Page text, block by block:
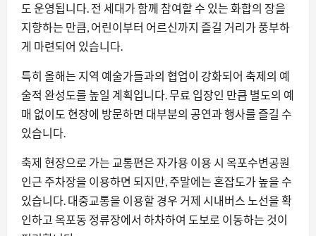
도 운영됩니다. 전 세대가 함께 참여할 수 있는 화합의 장을
지향하는 만큼, 어린이부터 어르신까지 즐길 거리가 풍부하
게 마련되어 있습니다.
특히 올해는 지역 예술가들과의 협업이 강화되어 축제의 예
술적 완성도를 높일 계획입니다. 무료 입장인 만큼 별도의 예
매 없이도 현장에 방문하면 대부분의 공연과 행사를 즐길 수
있습니다.
축제 현장으로 가는 교통편은 자가용 이용 시 옥포수변공원
인근 주차장을 이용하면 되지만, 주말에는 혼잡도가 높을 수
있습니다. 대중교통을 이용할 경우 거제 시내버스 노선을 확
인하고 옥포동 정류장에서 하차하여 도보로 이동하는 것이